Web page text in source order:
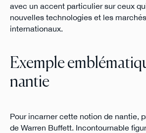
avec un accent particulier sur ceux
nouvelles technologies et les
internationaux.
Exemple
nantie
Pour incarner cette notion de nantie,
de Warren Buffett. Incontournable